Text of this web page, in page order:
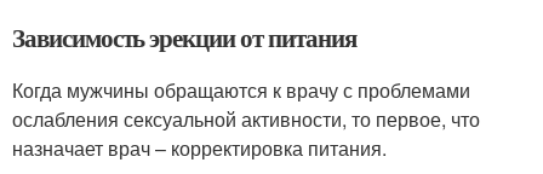
Зависимость эрекции от питания
Когда мужчины обращаются к врачу с проблемами
ослабления сексуальной активности, то первое, что
назначает врач – корректировка питания.